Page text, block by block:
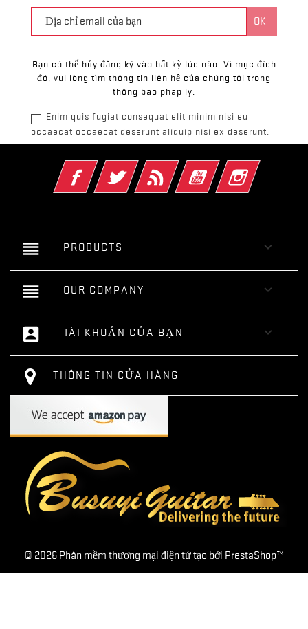
Bạn có thể hủy đăng ký vào bất kỳ lúc nào. Vì mục đích
đó, vui lòng tìm thông tin liên hệ của chúng tôi trong
thông báo pháp lý.
Enim quis fugiat consequat elit minim nisi eu
occaecat occaecat deserunt aliquip nisi ex deserunt.
FacebookTwitter Rss YouTube Instagram
reorder PRODUCTS 
reorder OUR COMPANY 
account_box TÀI KHOẢN CỦA BẠN 
THÔNG TIN CỬA HÀNG
© 2026 Phân mềm thương mại điện tử tạo bởi PrestaShop™